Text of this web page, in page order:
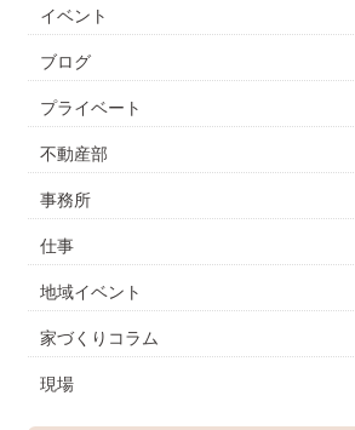
イベント
ブログ
プライベート
不動産部
事務所
仕事
地域イベント
家づくりコラム
現場